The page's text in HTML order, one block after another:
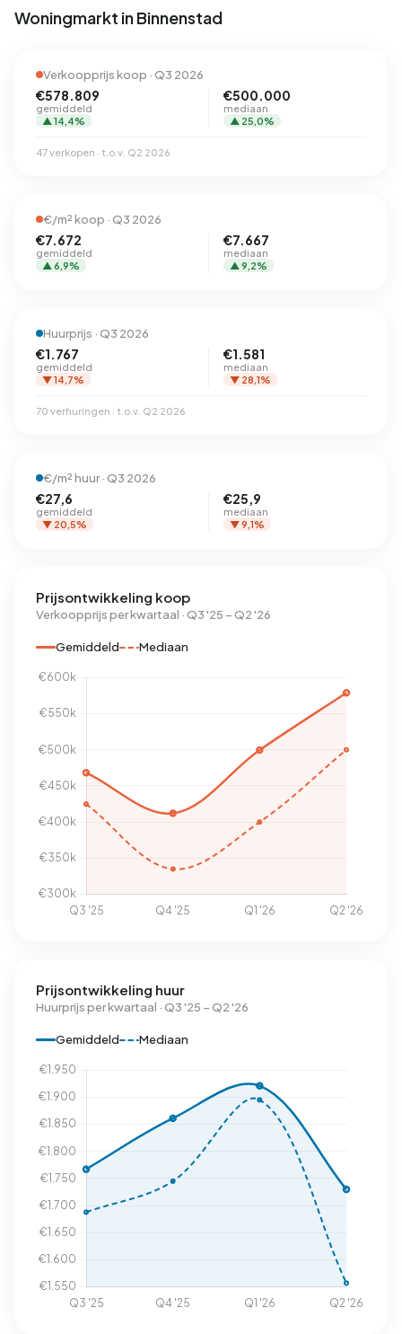
Woningmarkt in Binnenstad
Verkoopprijs koop · Q3 2026
€578.809
gemiddeld
▲ 14,4%
€500.000
mediaan
▲ 25,0%
47 verkopen · t.o.v. Q2 2026
€/m² koop · Q3 2026
€7.672
gemiddeld
▲ 6,9%
€7.667
mediaan
▲ 9,2%
Huurprijs · Q3 2026
€1.767
gemiddeld
▼ 14,7%
€1.581
mediaan
▼ 28,1%
70 verhuringen · t.o.v. Q2 2026
€/m² huur · Q3 2026
€27,6
gemiddeld
▼ 20,5%
€25,9
mediaan
▼ 9,1%
Prijsontwikkeling koop
Verkoopprijs per kwartaal · Q3 '25 – Q2 '26
Gemiddeld Mediaan
Prijsontwikkeling huur
Huurprijs per kwartaal · Q3 '25 – Q2 '26
Gemiddeld Mediaan